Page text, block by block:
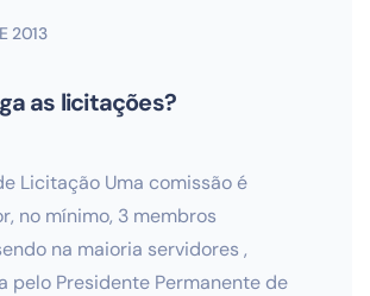
2013
as licitações?
Licitação Uma comissão é
no mínimo, 3 membros
na maioria servidores ,
pelo Presidente Permanente de